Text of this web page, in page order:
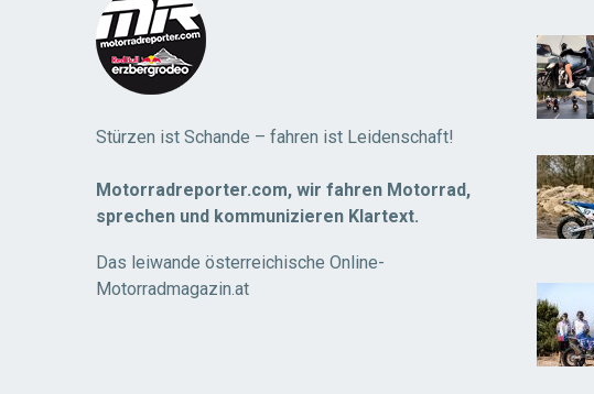
Stürzen ist Schande – fahren ist Leidenschaft!
Motorradreporter.com, wir fahren Motorrad,
sprechen und kommunizieren Klartext.
Das leiwande österreichische Online-
Motorradmagazin.at